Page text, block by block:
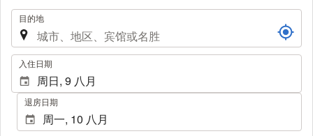
. 目的地
. 入住日期
退房日期